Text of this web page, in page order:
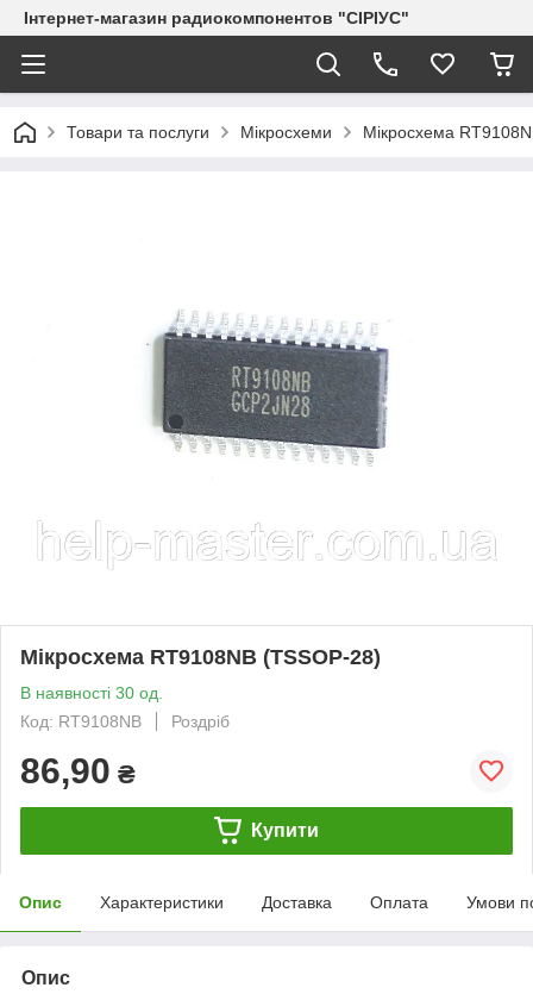
Інтернет-магазин радиокомпонентов "СІРІУС"
Товари та послуги Мікросхеми Мікросхема
Мікросхема RT9108NB (TSSOP-28)
В наявності 30 од.
Код: RT9108NB
Роздріб
86,90 ₴
Купити
Опис Характеристики Доставка Оплата Умови
Опис